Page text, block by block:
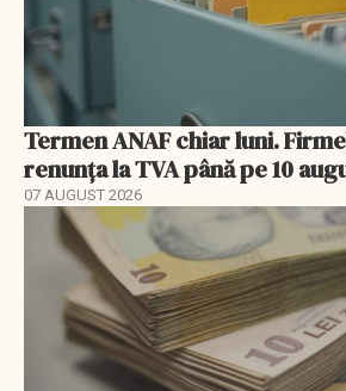
Termen ANAF chiar luni.
renunța la TVA până pe 10
07 AUGUST 2026